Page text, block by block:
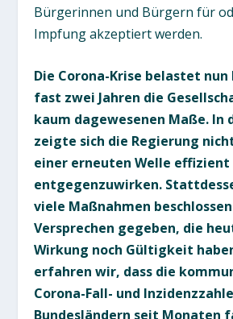
Bürgerinnen und Bürgern für
Impfung akzeptiert werden.
Die Corona-Krise belastet
fast zwei Jahren die
kaum dagewesenen Maße. In
zeigte sich die Regierung
einer erneuten Welle effizient
entgegenzuwirken.
viele Maßnahmen
Versprechen gegeben, die
Wirkung noch Gültigkeit
erfahren wir, dass die
Corona-Fall- und
Bundesländern seit Monaten